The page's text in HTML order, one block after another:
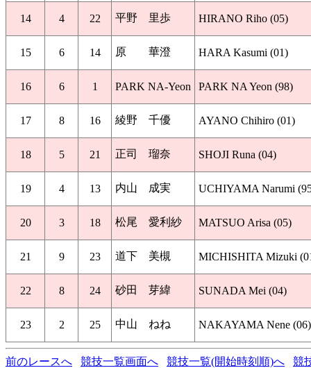
14 4 22 平野 里歩 HIRANO Riho (05)
15 6 14 原 華澄 HARA Kasumi (01)
16 6 1 PARK NA-Yeon PARK NA Yeon (98)
17 8 16 綾野 千優 AYANO Chihiro (01)
18 5 21 正司 瑠奈 SHOJI Runa (04)
19 4 13 内山 成実 UCHIYAMA Narumi
20 3 18 松尾 愛利紗 MATSUO Arisa (05)
21 9 23 道下 美槻 MICHISHITA Mizuki
22 8 24 砂田 芽緯 SUNADA Mei (04)
23 2 25 中山 ねね NAKAYAMA Nene (06)
前のレースへ 競技一覧画面へ 競技一覧(開始時刻順)へ 競